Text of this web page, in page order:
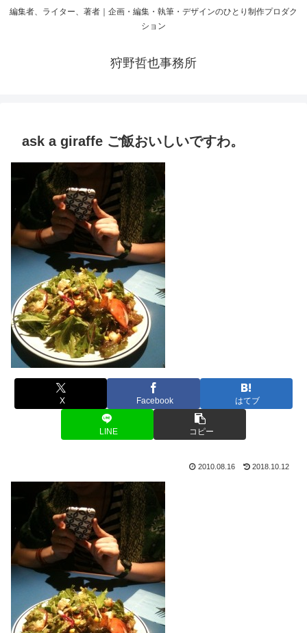
編集者、ライター、著者｜企画・編集・執筆・デザインのひとり制作プロダク
ション
狩野哲也事務所
ask a giraffe ご飯おいしいですわ。
X Facebook はてブ
LINE コピー
2010.08.16 2018.10.12